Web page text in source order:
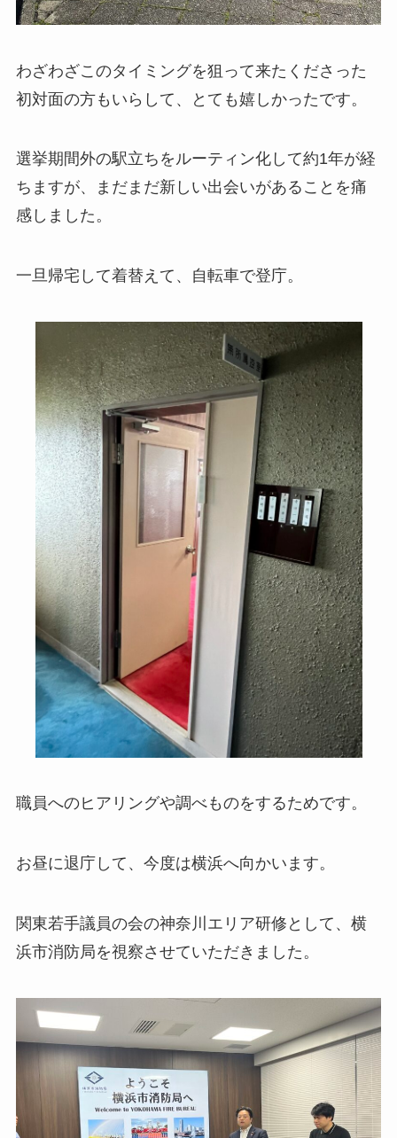
わざわざこのタイミングを狙って来たくださった
初対面の方もいらして、とても嬉しかったです。
選挙期間外の駅立ちをルーティン化して約1年が経
ちますが、まだまだ新しい出会いがあることを痛
感しました。
一旦帰宅して着替えて、自転車で登庁。
職員へのヒアリングや調べものをするためです。
お昼に退庁して、今度は横浜へ向かいます。
関東若手議員の会の神奈川エリア研修として、横
浜市消防局を視察させていただきました。